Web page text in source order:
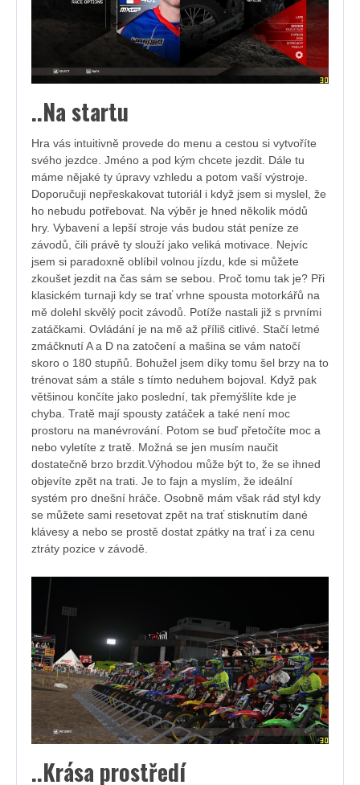
..Na startu
Hra vás intuitivně provede do menu a cestou si vytvoříte
svého jezdce. Jméno a pod kým chcete jezdit. Dále tu
máme nějaké ty úpravy vzhledu a potom vaší výstroje.
Doporučuji nepřeskakovat tutoriál i když jsem si myslel, že
ho nebudu potřebovat. Na výběr je hned několik módů
hry. Vybavení a lepší stroje vás budou stát peníze ze
závodů, čili právě ty slouží jako veliká motivace. Nejvíc
jsem si paradoxně oblíbil volnou jízdu, kde si můžete
zkoušet jezdit na čas sám se sebou. Proč tomu tak je? Při
klasickém turnaji kdy se trať vrhne spousta motorkářů na
mě dolehl skvělý pocit závodů. Potíže nastali již s prvními
zatáčkami. Ovládání je na mě až příliš citlivé. Stačí letmé
zmáčknutí A a D na zatočení a mašina se vám natočí
skoro o 180 stupňů. Bohužel jsem díky tomu šel brzy na to
trénovat sám a stále s tímto neduhem bojoval. Když pak
většinou končíte jako poslední, tak přemýšlíte kde je
chyba. Tratě mají spousty zatáček a také není moc
prostoru na manévrování. Potom se buď přetočíte moc a
nebo vyletíte z tratě. Možná se jen musím naučit
dostatečně brzo brzdit.Výhodou může být to, že se ihned
objevíte zpět na trati. Je to fajn a myslím, že ideální
systém pro dnešní hráče. Osobně mám však rád styl kdy
se můžete sami resetovat zpět na trať stisknutím dané
klávesy a nebo se prostě dostat zpátky na trať i za cenu
ztráty pozice v závodě.
..Krása prostředí